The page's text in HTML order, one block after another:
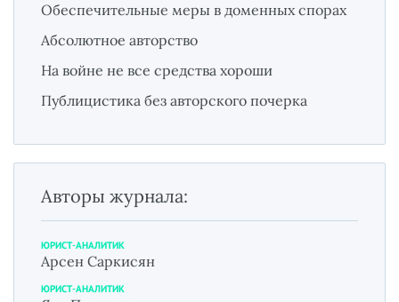
Обеспечительные меры в доменных спорах
Абсолютное авторство
На войне не все средства хороши
Публицистика без авторского почерка
Авторы журнала:
ЮРИСТ-АНАЛИТИК
Арсен Саркисян
ЮРИСТ-АНАЛИТИК